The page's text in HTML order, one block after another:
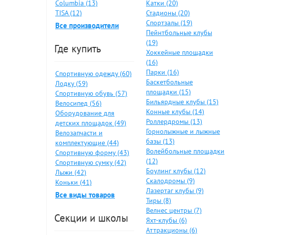
Columbia (13)
TISA (12)
Все производители
Где купить
Спортивную одежду (60)
Лодку (59)
Спортивную обувь (57)
Велосипед (56)
Оборудование для
детских площадок (49)
Велозапчасти и
комплектующие (44)
Спортивную форму (43)
Спортивную сумку (42)
Лыжи (42)
Коньки (41)
Все виды товаров
Секции и школы
Катки (20)
Стадионы (20)
Спортзалы (19)
Пейнтбольные клубы
(19)
Хоккейные площадки
(16)
Парки (16)
Баскетбольные
площадки (15)
Бильярдные клубы (15)
Конные клубы (14)
Роллердромы (13)
Горнолыжные и лыжные
базы (13)
Волейбольные площадки
(12)
Боулинг клубы (12)
Скалодромы (9)
Лазертаг клубы (9)
Тиры (8)
Велнес центры (7)
Яхт-клубы (6)
Аттракционы (6)